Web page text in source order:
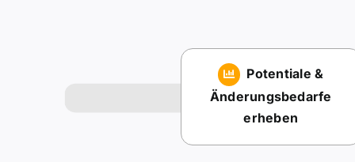
Potentiale &
Änderungsbedarfe
erheben